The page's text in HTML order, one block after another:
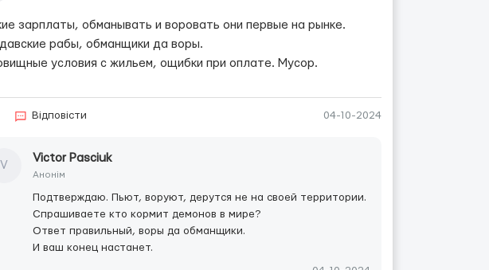
зарплаты, обманывать и воровать они первые на рынке.
рабы, обманщики да воры.
условия с жильем, ощибки при оплате. Мусор.
Відповісти 04-10-2024
V
Victor Pasciuk
Анонім
Подтверждаю. Пьют, воруют, дерутся не на своей территории.
Спрашиваете кто кормит демонов в мире?
Ответ правильный, воры да обманщики.
И ваш конец настанет.